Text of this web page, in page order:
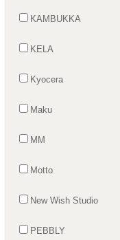
KAMBUKKA
KELA
Kyocera
Maku
MM
Motto
New Wish Studio
PEBBLY